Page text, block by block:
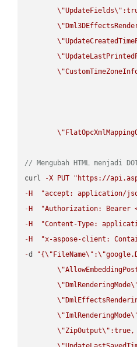
\"UpdateFields\"
\"
\"
\"
\"
\"
// Mengubah HTML menjadi
curl
-X PUT
"https://
- H
"accept: application/
- H
"Authorization: Bearer
- H
"Content-Type:
- H
"x-aspose-client:
-d "{\" FileName\" :\"
\"
\" DmlRenderingMode
\"
\"ImlRenderingMode
\"ZipOutput\" :true,